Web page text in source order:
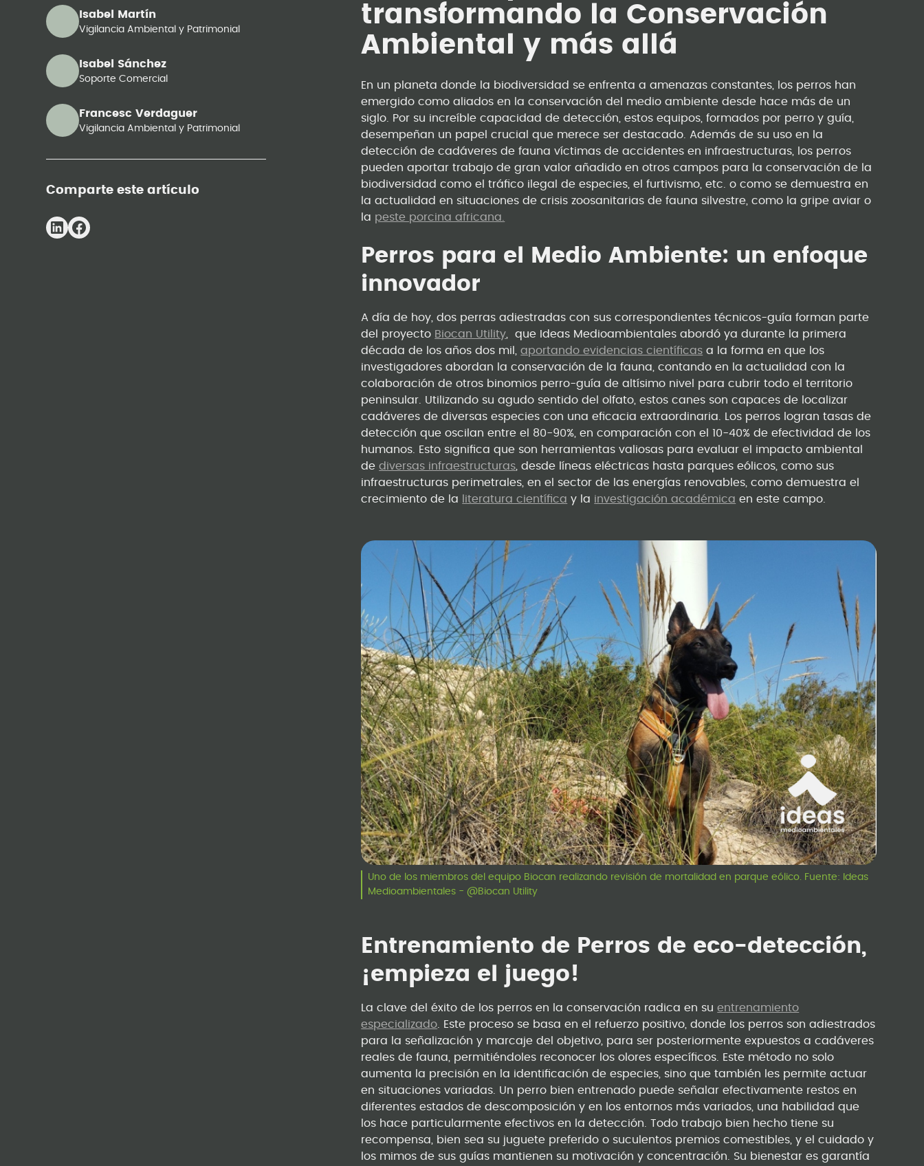
Isabel Martín
Vigilancia Ambiental y Patrimonial
Isabel Sánchez
Soporte Comercial
Francesc Verdaguer
Vigilancia Ambiental y Patrimonial
Comparte este artículo
transformando la Conservación
Ambiental y más allá
En un planeta donde la biodiversidad se enfrenta a amenazas constantes, los perros han
emergido como aliados en la conservación del medio ambiente desde hace más de un
siglo. Por su increíble capacidad de detección, estos equipos, formados por perro y guía,
desempeñan un papel crucial que merece ser destacado. Además de su uso en la
detección de cadáveres de fauna víctimas de accidentes en infraestructuras, los perros
pueden aportar trabajo de gran valor añadido en otros campos para la conservación de la
biodiversidad como el tráfico ilegal de especies, el furtivismo, etc. o como se demuestra en
la actualidad en situaciones de crisis zoosanitarias de fauna silvestre, como la gripe aviar o
la peste porcina africana.
Perros para el Medio Ambiente: un enfoque
innovador
A día de hoy, dos perras adiestradas con sus correspondientes técnicos-guía forman parte
del proyecto Biocan Utility , que Ideas Medioambientales abordó ya durante la primera
década de los años dos mil,aportando evidencias científicas a la forma en que los
investigadores abordan la conservación de la fauna, contando en la actualidad con la
colaboración de otros binomios perro-guía de altísimo nivel para cubrir todo el territorio
peninsular. Utilizando su agudo sentido del olfato, estos canes son capaces de localizar
cadáveres de diversas especies con una eficacia extraordinaria. Los perros logran tasas de
detección que oscilan entre el 80-90%, en comparación con el 10-40% de efectividad de los
humanos. Esto significa que son herramientas valiosas para evaluar el impacto ambiental
dediversas infraestructuras , desde líneas eléctricas hasta parques eólicos, como sus
infraestructuras perimetrales, en el sector de las energías renovables, como demuestra el
crecimiento de la
literatura científica y la investigación académica en este campo.
Uno de los miembros del equipo Biocan realizando revisión de mortalidad en parque eólico. Fuente: Ideas
Medioambientales - @Biocan Utility
Entrenamiento de Perros de eco-detección,
¡empieza el juego!
La clave del éxito de los perros en la conservación radica en suentrenamiento
especializado . Este proceso se basa en el refuerzo positivo, donde los perros son adiestrados
para la señalización y marcaje del objetivo, para ser posteriormente expuestos a cadáveres
reales de fauna, permitiéndoles reconocer los olores específicos. Este método no solo
aumenta la precisión en la identificación de especies, sino que también les permite actuar
en situaciones variadas. Un perro bien entrenado puede señalar efectivamente restos en
diferentes estados de descomposición y en los entornos más variados, una habilidad que
los hace particularmente efectivos en la detección. Todo trabajo bien hecho tiene su
recompensa, bien sea su juguete preferido o suculentos premios comestibles, y el cuidado y
los mimos de sus guías mantienen su motivación y concentración. Su bienestar es garantía